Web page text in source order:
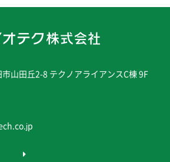
山田丘2-8 テクノアライアンスC棟 9F